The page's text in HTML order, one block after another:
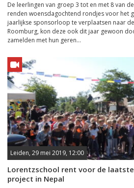
De leerlingen van groep 3 tot en met 8 van
renden woensdagochtend rondjes voor het
jaarlijkse sponsorloop te verplaatsen naar
Roomburg, kon deze ook dit jaar gewoon
zamelden met hun geren...
Leiden, 29 mei 2019, 12:00
Lorentzschool rent voor de
project in Nepal